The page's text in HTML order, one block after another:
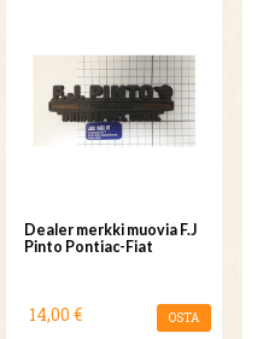
Dealer merkki muovia F.J
Pinto Pontiac-Fiat
14,00 € OSTA